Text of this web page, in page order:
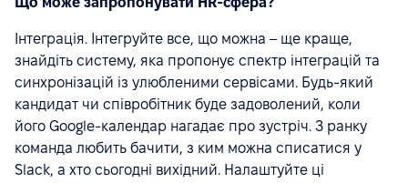
Інтеграція. Інтегруйте все, що можна – ще краще,
знайдіть систему, яка пропонує спектр інтеграцій та
синхронізацій із улюбленими сервісами. Будь-який
кандидат чи співробітник буде задоволений, коли
його Google-календар нагадає про зустріч. З ранку
команда любить бачити, з ким можна списатися у
Slack, а хто сьогодні вихідний. Налаштуйте ці